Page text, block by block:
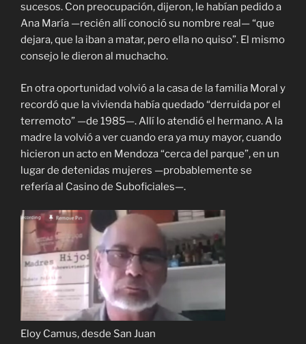
sucesos. Con preocupación, dijeron, le habían pedido a
Ana María —recién allí conoció su nombre real— “que
dejara, que la iban a matar, pero ella no quiso”. El mismo
consejo le dieron al muchacho.
En otra oportunidad volvió a la casa de la familia Moral y
recordó que la vivienda había quedado “derruida por el
terremoto” —de 1985—. Allí lo atendió el hermano. A la
madre la volvió a ver cuando era ya muy mayor, cuando
hicieron un acto en Mendoza “cerca del parque”, en un
lugar de detenidas mujeres —probablemente se
refería al Casino de Suboficiales—.
Eloy Camus, desde San Juan